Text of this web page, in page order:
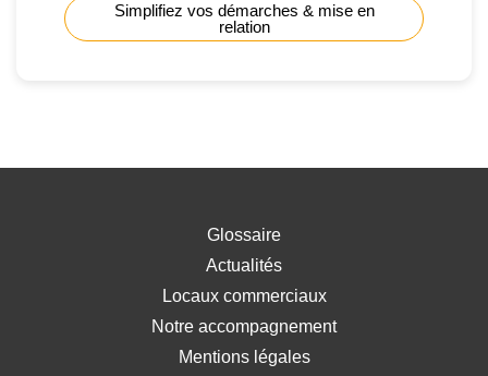
Simplifiez vos démarches & mise en
relation
Glossaire
Actualités
Locaux commerciaux
Notre accompagnement
Mentions légales